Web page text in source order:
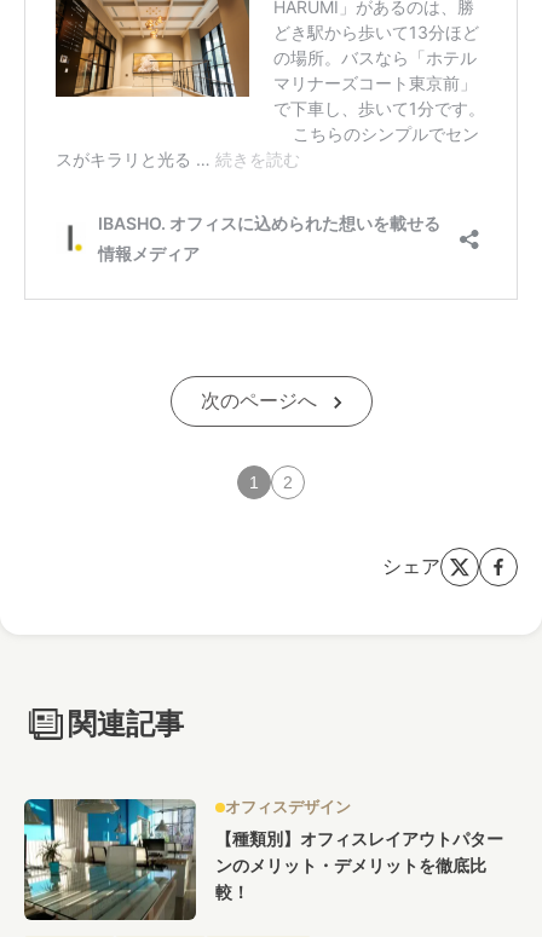
次のページへ
1 2
シェア
関連記事
オフィスデザイン
【種類別】オフィスレイアウトパター
ンのメリット・デメリットを徹底比
較！